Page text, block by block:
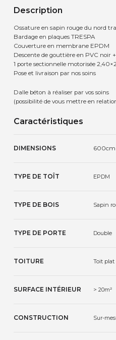
Description
Ossature en sapin rouge du nord
Bardage en plaques TRESPA
Couverture en membrane EPDM
Descente de gouttière en PVC noir
1 porte sectionnelle motorisée
Pose et livraison par nos soins
Dalle béton à réaliser par vos soins
(possibilité de vous mettre en
Caractéristiques
DIMENSIONS
TYPE DE TOÎT EPDM
TYPE DE BOIS Sapin
TYPE DE PORTE Double
TOITURE Toit plat
SURFACE INTÉRIEUR > 20m²
CONSTRUCTION Sur-